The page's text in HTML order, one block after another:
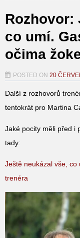
Rozhovor:
co umí.
očima
POSTED ON 20
Další z rozhovorů
tentokrát pro Martina
Jaké pocity měli před i
tady:
Ještě neukázal vše,
trenéra